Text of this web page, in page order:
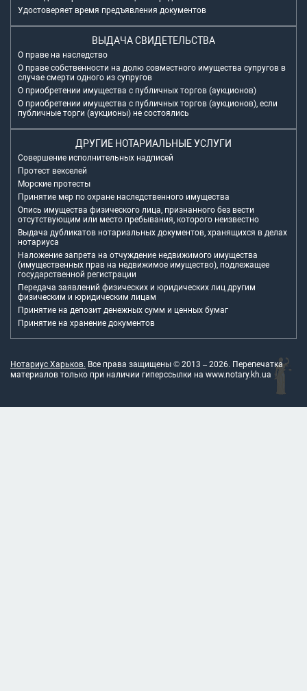
Удостоверяет время предъявления документов
ВЫДАЧА СВИДЕТЕЛЬСТВА
О праве на наследство
О праве собственности на долю совместного имущества супругов в
случае смерти одного из супругов
О приобретении имущества с публичных торгов (аукционов)
О приобретении имущества с публичных торгов (аукционов), если
публичные торги (аукционы) не состоялись
ДРУГИЕ НОТАРИАЛЬНЫЕ УСЛУГИ
Совершение исполнительных надписей
Протест векселей
Морские протесты
Принятие мер по охране наследственного имущества
Опись имущества физического лица, признанного без вести
отсутствующим или место пребывания, которого неизвестно
Выдача дубликатов нотариальных документов, хранящихся в делах
нотариуса
Наложение запрета на отчуждение недвижимого имущества
(имущественных прав на недвижимое имущество), подлежащее
государственной регистрации
Передача заявлений физических и юридических лиц другим
физическим и юридическим лицам
Принятие на депозит денежных сумм и ценных бумаг
Принятие на хранение документов
Нотариус Харьков. Все права защищены © 2013 – 2026. Перепечатка
материалов только при наличии гиперссылки на www.notary.kh.ua